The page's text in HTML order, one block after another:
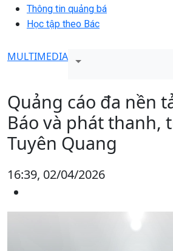
Thông tin quảng bá
Học tập theo Bác
MULTIMEDIA
Quảng cáo đa nền
Báo và phát thanh,
Tuyên Quang
16:39, 02/04/2026